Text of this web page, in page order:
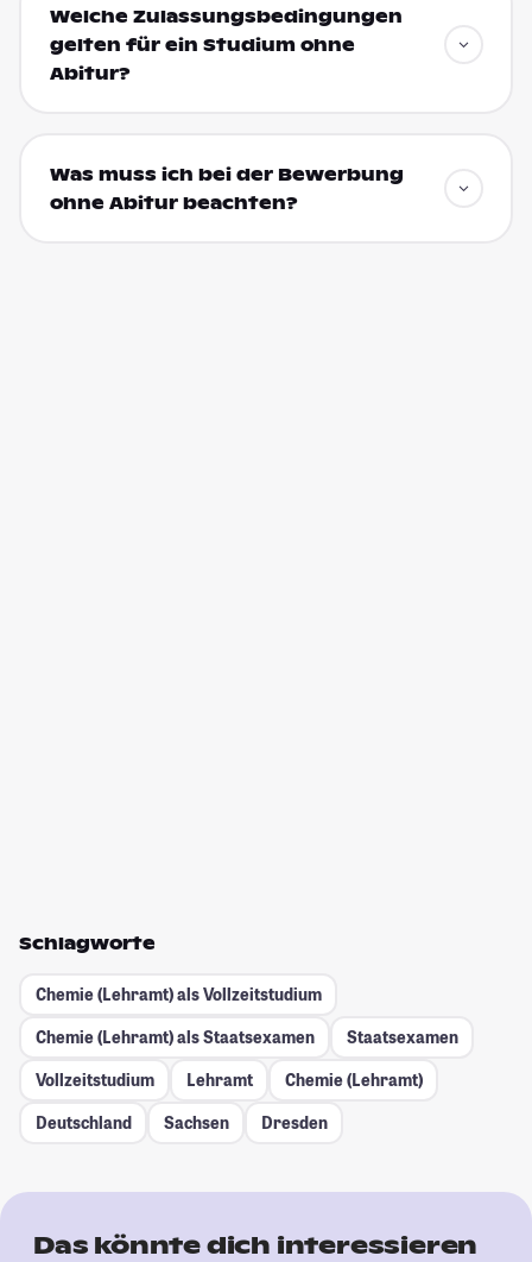
Welche Zulassungsbedingungen
gelten für ein Studium ohne
Abitur?
Was muss ich bei der Bewerbung
ohne Abitur beachten?
Schlagworte
Chemie (Lehramt) als Vollzeitstudium
Chemie (Lehramt) als Staatsexamen
Staatsexamen
Vollzeitstudium
Lehramt
Chemie (Lehramt)
Deutschland
Sachsen Dresden
Das könnte dich interessieren